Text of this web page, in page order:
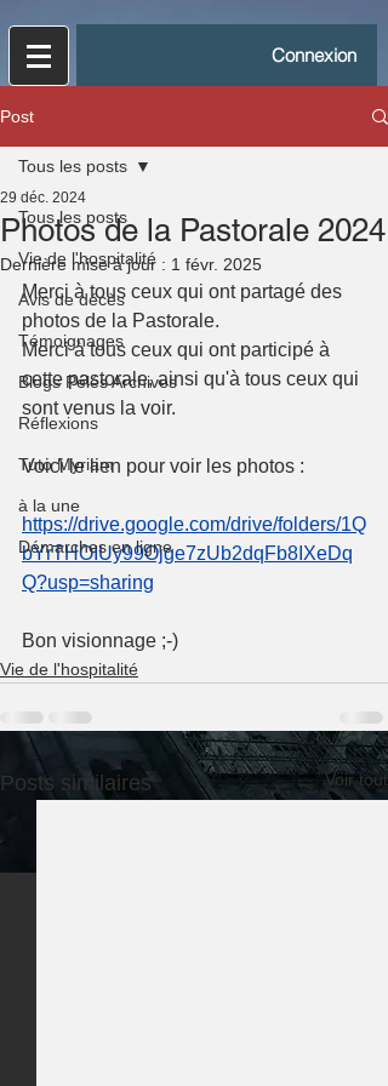
Connexion
Post
Tous les posts
Vie de l'hospitalité
Avis de décès
Témoignages
Blogs Pélés Archives
Réflexions
Tuto Myriam
à la une
Démarches en ligne
Tous les posts
Photos de la Pastorale 2024
29 déc. 2024
Dernière mise à jour : 1 févr. 2025
Merci à tous ceux qui ont partagé des
photos de la Pastorale.
Merci à tous ceux qui ont participé à
cette pastorale, ainsi qu'à tous ceux qui
sont venus la voir.
Voici le lien pour voir les photos :
https://drive.google.com/drive/folders/1Q
bYrTHOIUy99Ojge7zUb2dqFb8IXeDq
Q?usp=sharing
Bon visionnage ;-)
Vie de l'hospitalité
Posts similaires Voir tout